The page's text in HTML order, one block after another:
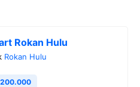
Rokan Hulu
Rokan Hulu